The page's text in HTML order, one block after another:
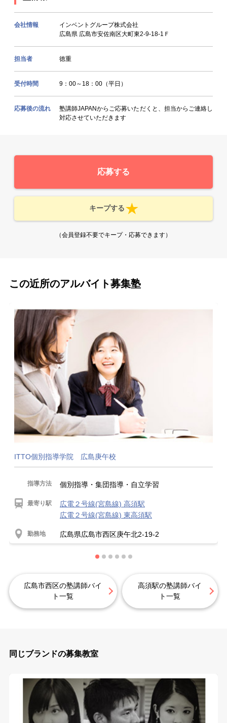
会社情報
インベントグループ株式会社
広島県 広島市安佐南区大町東2-9-18-1Ｆ
担当者 徳重
受付時間 9：00～18：00（平日）
応募後の流れ
塾講師JAPANからご応募いただくと、担当からご連絡し
対応させていただきます
応募する
キープする
（会員登録不要でキープ・応募できます）
この近所のアルバイト募集塾
ITTO個別指導学院 広島庚午校
指導方法 個別指導・集団指導・自立学習
最寄り駅
広電２号線(宮島線) 高須駅
広電２号線(宮島線) 東高須駅
勤務地 広島県広島市西区庚午北2-19-2
広島市西区の塾講師バイ
ト一覧
高須駅の塾講師バイ
ト一覧
同じブランドの募集教室